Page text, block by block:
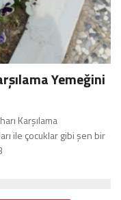
Yemeğini
Karşılama
ile çocuklar gibi şen bir